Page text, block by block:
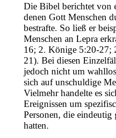
Die Bibel berichtet von
denen Gott Menschen
bestrafte. So ließ er
Menschen an Lepra
16; 2. Könige 5:20-27;
21). Bei diesen
jedoch nicht um
sich auf unschuldige
Vielmehr handelte es
Ereignissen um
Personen, die
hatten.